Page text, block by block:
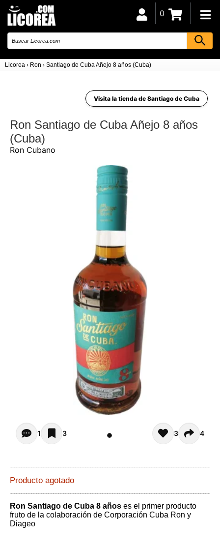
Licorea › Ron › Santiago de Cuba Añejo 8 años (Cuba)
0
Visita la tienda de Santiago de Cuba
Ron Santiago de Cuba Añejo 8 años
(Cuba)
Ron Cubano
Opiniones de clientes (1)
1 3 3 4
Producto agotado
Ron Santiago de Cuba 8 años es el primer producto
fruto de la colaboración de Corporación Cuba Ron y
Diageo